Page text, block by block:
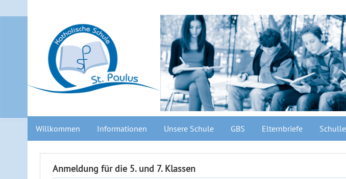
Willkommen Informationen Unsere Schule GBS Elternbriefe
Anmeldung für die 5. und 7. Klassen